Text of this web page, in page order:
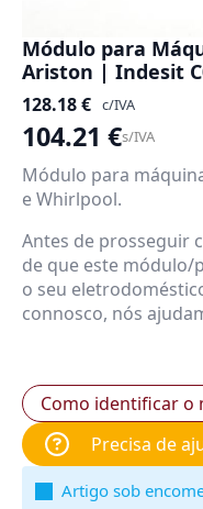
Módulo para
Ariston | Indesit
128.18€ c/IVA
104.21 €s/IVA
Módulo para
e Whirlpool.
Antes de prosseguir
de que este módulo/
o seu
connosco, nós
Como identificar o
Precisa de
Artigo sob